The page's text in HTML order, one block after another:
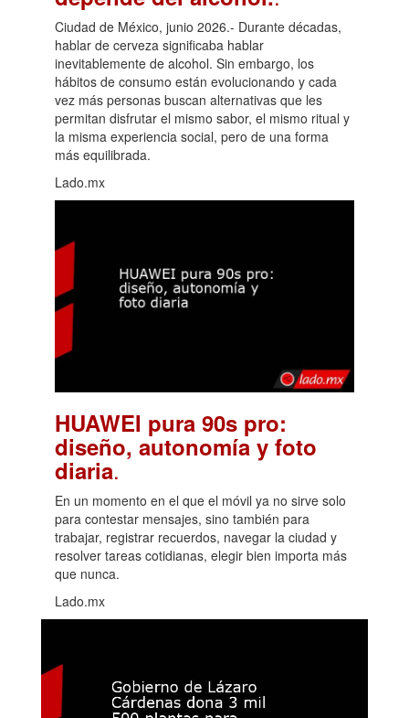
Ciudad de México, junio 2026.- Durante décadas,
hablar de cerveza significaba hablar
inevitablemente de alcohol. Sin embargo, los
hábitos de consumo están evolucionando y cada
vez más personas buscan alternativas que les
permitan disfrutar el mismo sabor, el mismo ritual y
la misma experiencia social, pero de una forma
más equilibrada.
Lado.mx
HUAWEI pura 90s pro:
diseño, autonomía y foto
diaria.
En un momento en el que el móvil ya no sirve solo
para contestar mensajes, sino también para
trabajar, registrar recuerdos, navegar la ciudad y
resolver tareas cotidianas, elegir bien importa más
que nunca.
Lado.mx